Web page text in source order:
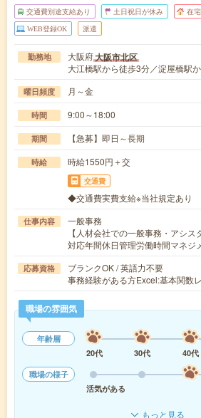
交通費別途支給あり 土日祝日が休み 在
WEB登録OK 派遣
勤務地 大阪府大阪市北区
大江橋駅から徒歩3分／淀屋橋駅
曜日頻度 月～金
時間 9:00～18:00
期間 【急募】即日～長期
時給 時給1550円＋交
交通費
◆交通費実費支給※当社規定あり
仕事内容
一般事務
【人材会社での一般事務・アシ
対応年間休日管理労働時間マネ
応募資格
ブランクOK / 英語力不要
事務経験がある方Excel:基本関数
職場の雰囲気
年齢層
20代
30代 40代
職場の様子
活気がある
もっと見る